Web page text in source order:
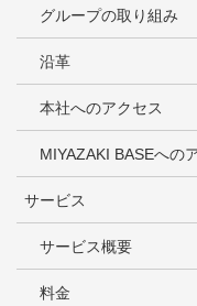
グループの取り組み
沿革
本社へのアクセス
MIYAZAKI BASEへの
サービス
サービス概要
料金